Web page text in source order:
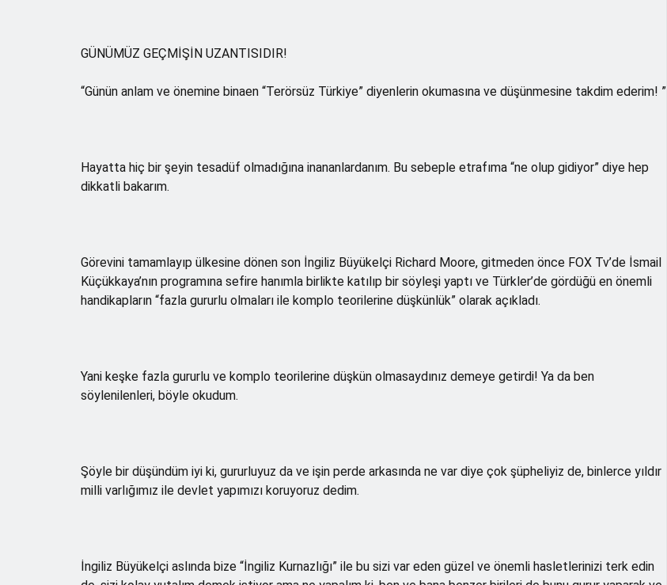
GÜNÜMÜZ GEÇMİŞİN UZANTISIDIR!
“Günün anlam ve önemine binaen “Terörsüz Türkiye” diyenlerin okumasına ve düşünmesine takdim ederim! ”
Hayatta hiç bir şeyin tesadüf olmadığına inananlardanım. Bu sebeple etrafıma “ne olup gidiyor” diye hep
dikkatli bakarım.
Görevini tamamlayıp ülkesine dönen son İngiliz Büyükelçi Richard Moore, gitmeden önce FOX Tv’de İsmail
Küçükkaya’nın programına sefire hanımla birlikte katılıp bir söyleşi yaptı ve Türkler’de gördüğü en önemli
handikapların “fazla gururlu olmaları ile komplo teorilerine düşkünlük” olarak açıkladı.
Yani keşke fazla gururlu ve komplo teorilerine düşkün olmasaydınız demeye getirdi! Ya da ben
söylenilenleri, böyle okudum.
Şöyle bir düşündüm iyi ki, gururluyuz da ve işin perde arkasında ne var diye çok şüpheliyiz de, binlerce yıldır
milli varlığımız ile devlet yapımızı koruyoruz dedim.
İngiliz Büyükelçi aslında bize “İngiliz Kurnazlığı” ile bu sizi var eden güzel ve önemli hasletlerinizi terk edin